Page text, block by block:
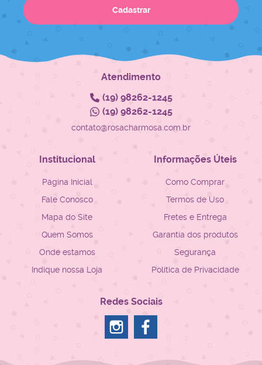
Cadastrar
Atendimento
(19)98262-1245
(19)98262-1245
contato@rosacharmosa.com.br
Institucional
Página Inicial
Fale Conosco
Mapa do Site
Quem Somos
Onde estamos
Indique nossa Loja
Informações Úteis
Como Comprar
Termos de Uso
Fretes e Entrega
Garantia dos produtos
Segurança
Política de Privacidade
Redes Sociais